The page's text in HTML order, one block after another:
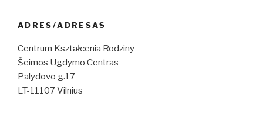
ADRES/ADRESAS
Centrum Kształcenia Rodziny
Šeimos Ugdymo Centras
Palydovo g.17
LT-11107 Vilnius